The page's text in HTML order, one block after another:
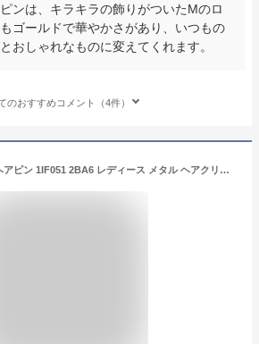
ンは、キラキラの飾りがついたMのロ
ゴールドで華やかさがあり、いつもの
おしゃれなものに変えてくれます。
のおすすめコメント（4件）
PRADA プラダ ヘアピン 1IF051 2BA6 レディース メタル ヘアクリップ ヘアアクセサリー トライアングルロゴ 髪留め カラー2色 1IF051_2BA6_F0632